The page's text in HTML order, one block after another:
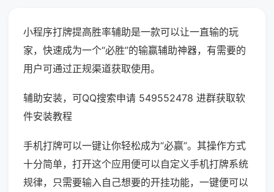
小程序打牌提高胜率辅助是一款可以让一直输的玩
家，快速成为一个“必胜”的输赢辅助神器，有需要的
用户可通过正规渠道获取使用。
辅助安装，可QQ搜索申请 549552478 进群获取软
件安装教程
手机打牌可以一键让你轻松成为“必赢”。其操作方式
十分简单，打开这个应用便可以自定义手机打牌系统
规律，只需要输入自己想要的开挂功能，一键便可以